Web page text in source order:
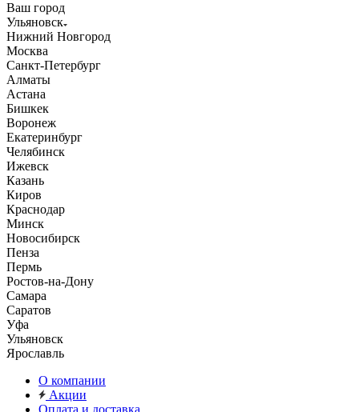
Ваш город
Ульяновск
Нижний Новгород
Москва
Санкт-Петербург
Алматы
Астана
Бишкек
Воронеж
Екатеринбург
Челябинск
Ижевск
Казань
Киров
Краснодар
Минск
Новосибирск
Пенза
Пермь
Ростов-на-Дону
Самара
Саратов
Уфа
Ульяновск
Ярославль
О компании
Акции
Оплата и доставка